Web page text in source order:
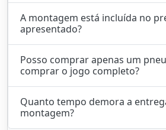
A montagem está incluída no
apresentado?
Posso comprar apenas um
comprar o jogo completo?
Quanto tempo demora a
montagem?